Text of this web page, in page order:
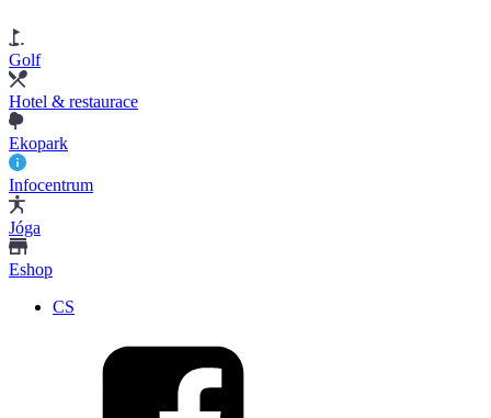
Golf
Hotel & restaurace
Ekopark
Infocentrum
Jóga
Eshop
CS